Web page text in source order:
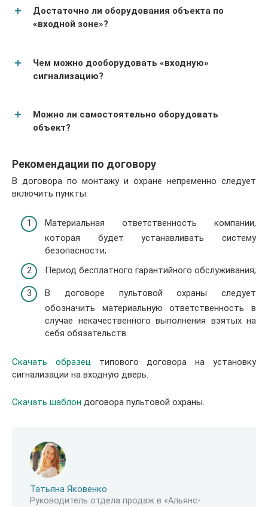
Достаточно ли оборудования объекта по
«входной зоне»?
Чем можно дооборудовать «входную»
сигнализацию?
Можно ли самостоятельно оборудовать
объект?
Рекомендации по договору
В договора по монтажу и охране непременно следует
включить пункты:
Материальная ответственность компании,
которая будет устанавливать систему
безопасности;
Период бесплатного гарантийного обслуживания;
В договоре пультовой охраны следует
обозначить материальную ответственность в
случае некачественного выполнения взятых на
себя обязательств.
Скачать образец типового договора на установку
сигнализации на входную дверь.
Скачать шаблон договора пультовой охраны.
Татьяна Яковенко
Руководитель отдела продаж в «Альянс-